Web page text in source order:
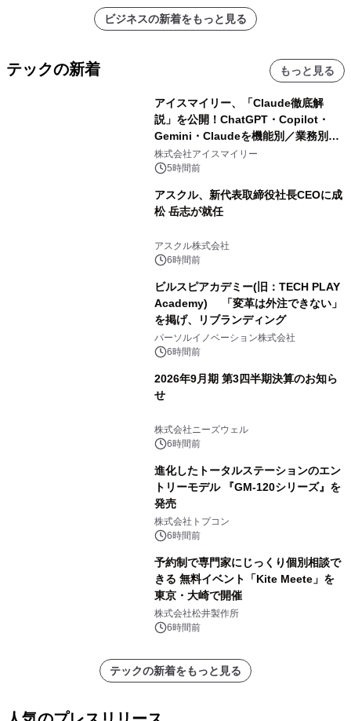
ビジネスの新着をもっと見る
テックの新着 もっと見る
アイスマイリー、「Claude徹底解
説」を公開！ChatGPT・Copilot・
Gemini・Claudeを機能別／業務別に
比較―自社に合う生成AIの選び方がわ
かる実践ガイド
株式会社アイスマイリー
5時間前
アスクル、新代表取締役社長CEOに成
松 岳志が就任
アスクル株式会社
6時間前
ビルスピアカデミー(旧：TECH PLAY
Academy) 「変革は外注できない」
を掲げ、リブランディング
パーソルイノベーション株式会社
6時間前
2026年9月期 第3四半期決算のお知ら
せ
株式会社ニーズウェル
6時間前
進化したトータルステーションのエン
トリーモデル 『GM-120シリーズ』を
発売
株式会社トプコン
6時間前
予約制で専門家にじっくり個別相談で
きる 無料イベント「Kite Meete」を
東京・大崎で開催
株式会社松井製作所
6時間前
テックの新着をもっと見る